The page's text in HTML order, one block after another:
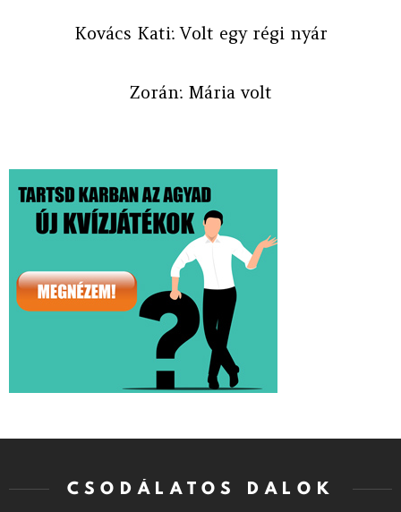
Kovács Kati: Volt egy régi nyár
Zorán: Mária volt
CSODÁLATOS DALOK